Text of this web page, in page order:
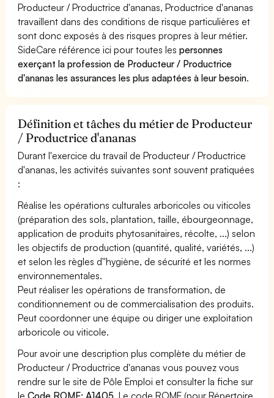
Producteur / Productrice d'ananas, Productrice d'ananas
travaillent dans des conditions de risque particulières et
sont donc exposés à des risques propres à leur métier.
SideCare référence ici pour toutes lespersonnes
exerçant la profession de Producteur / Productrice
d'ananas les assurances les plus adaptées à leur besoin.
Définition et tâches du métier de Producteur
/ Productrice d'ananas
Durant l'exercice du travail de Producteur / Productrice
d'ananas, les activités suivantes sont souvent pratiquées
:
Réalise les opérations culturales arboricoles ou viticoles
(préparation des sols, plantation, taille, ébourgeonnage,
application de produits phytosanitaires, récolte, ...) selon
les objectifs de production (quantité, qualité, variétés, ...)
et selon les règles d''hygiène, de sécurité et les normes
environnementales.
Peut réaliser les opérations de transformation, de
conditionnement ou de commercialisation des produits.
Peut coordonner une équipe ou diriger une exploitation
arboricole ou viticole.
Pour avoir une description plus complète du métier de
Producteur / Productrice d'ananas vous pouvez vous
rendre sur le site de Pôle Emploi et consulter la fiche sur
leCode ROME: A1405 . Le code ROME (pour Répertoire